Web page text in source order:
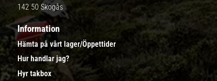
142 50 Skogås
Information
Hämta på vårt lager/Öppettider
Hur handlar jag?
Hyr takbox